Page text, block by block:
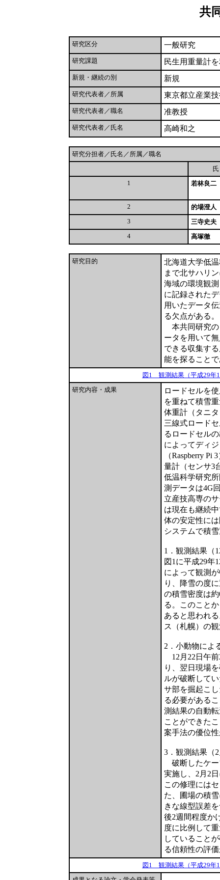
共
研究区分 一般研究
研究課題 民生用重量計
新規・継続の別 新規
研究代表者／所属 東京都立産業
研究代表者／職名 准教授
研究代表者／氏名 高崎和之
研究分担者／氏名／所属／職名
1
若林良二
2
的場澄人
3
三寺史夫
4
高塚徹
研究目的
北海道大学低
まで北サハリ
海域の環境観
に記録された
用いたデータ
る欠点がある。
本共同研究の
ータを用いて
できる収集す
能を探ること
図1 観測結果（平成29年
研究内容・成果
ロードセルを
を重ねて積雪
体重計（タニ
三線式ロード
るロードセル
によってディ
（Raspberry
量計（センサ3
低温科学研究
測データは4G
立産技高専の
は現在も継続
体の安定性に
システムで積
1．観測結果（
図1に平成29年
によって観測
り、降雪の度
の積雪密度は
る。このこと
あると思われ
ス（札幌）の
2．小動物によ
12月22日午前
り、翌日現場
ルが破断して
サ部を掘起こ
る必要がある
測結果の自動
ことができた
案手法の優位
3．観測結果（
破断したケー
実施し、2月2
この修理には
た、圃場の積
きな線型誤差
後2週間程度か
度に比例して
していること
る信頼性の評
図1 観測結果（平成29年